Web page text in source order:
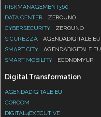
RISKMANAGEMENT360
DATA CENTER
ZEROUNO
CYBERSECURITY
ZEROUNO
SICUREZZA
AGENDADIGITALE.EU
SMART CITY
AGENDADIGITALE.EU
SMART MOBILITY
ECONOMYUP
Digital Transformation
AGENDADIGITALE.EU
CORCOM
DIGITAL4EXECUTIVE